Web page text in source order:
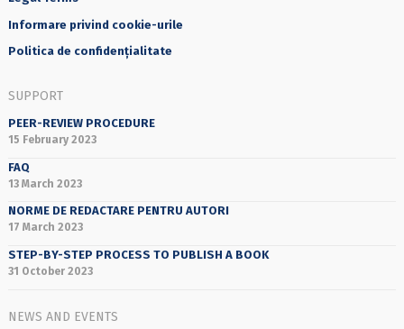
Informare privind cookie-urile
Politica de confidențialitate
SUPPORT
PEER-REVIEW PROCEDURE
15 February 2023
FAQ
13 March 2023
NORME DE REDACTARE PENTRU AUTORI
17 March 2023
STEP-BY-STEP PROCESS TO PUBLISH A BOOK
31 October 2023
NEWS AND EVENTS